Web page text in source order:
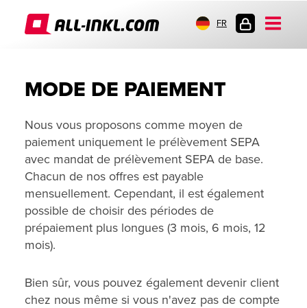
FR
MODE DE PAIEMENT
Nous vous proposons comme moyen de
paiement uniquement le prélèvement SEPA
avec mandat de prélèvement SEPA de base.
Chacun de nos offres est payable
mensuellement. Cependant, il est également
possible de choisir des périodes de
prépaiement plus longues (3 mois, 6 mois, 12
mois).
Bien sûr, vous pouvez également devenir client
chez nous même si vous n'avez pas de compte